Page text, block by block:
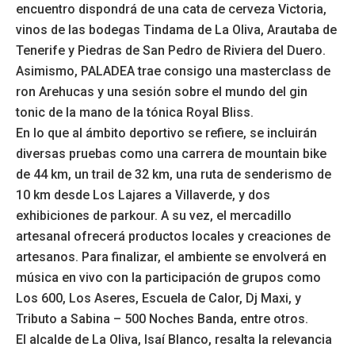
encuentro dispondrá de una cata de cerveza Victoria,
vinos de las bodegas Tindama de La Oliva, Arautaba de
Tenerife y Piedras de San Pedro de Riviera del Duero.
Asimismo, PALADEA trae consigo una masterclass de
ron Arehucas y una sesión sobre el mundo del gin
tonic de la mano de la tónica Royal Bliss.
En lo que al ámbito deportivo se refiere, se incluirán
diversas pruebas como una carrera de mountain bike
de 44 km, un trail de 32 km, una ruta de senderismo de
10 km desde Los Lajares a Villaverde, y dos
exhibiciones de parkour. A su vez, el mercadillo
artesanal ofrecerá productos locales y creaciones de
artesanos. Para finalizar, el ambiente se envolverá en
música en vivo con la participación de grupos como
Los 600, Los Aseres, Escuela de Calor, Dj Maxi, y
Tributo a Sabina – 500 Noches Banda, entre otros.
El alcalde de La Oliva, Isaí Blanco, resalta la relevancia